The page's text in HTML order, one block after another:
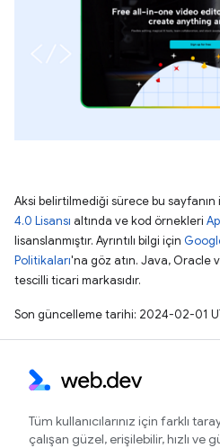
Aksi belirtilmediği sürece bu sayfanın
4.0 Lisansı altında ve kod örnekleri
lisanslanmıştır. Ayrıntılı bilgi için
Politikaları'na göz atın. Java, Oracle
tescilli ticari markasıdır.
Son güncelleme tarihi: 2024-02-01
Tüm kullanıcılarınız için farklı
çalışan güzel, erişilebilir, hızlı ve